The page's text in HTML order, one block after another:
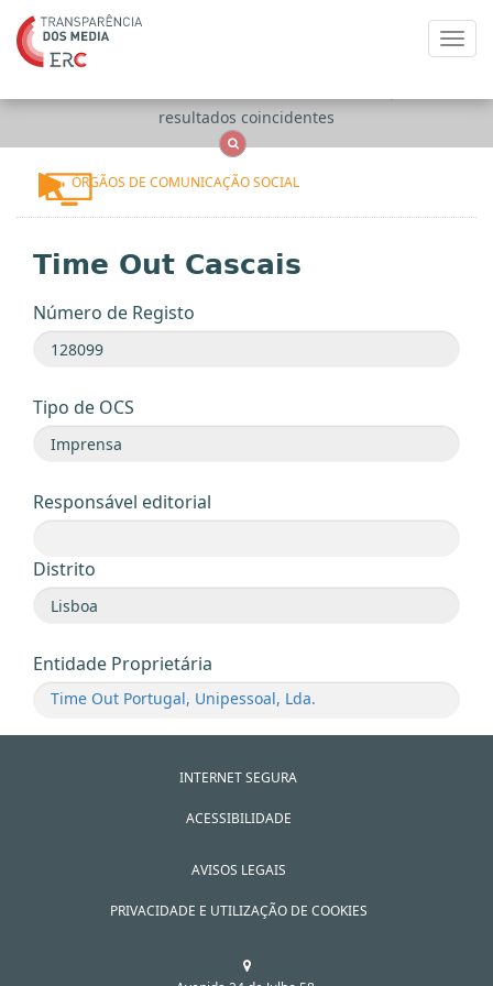
resultados coincidentes
ÓRGÃOS DE COMUNICAÇÃO SOCIAL
Time Out Cascais
Número de Registo
Tipo de OCS
Responsável editorial
Distrito
Entidade Proprietária
Time Out Portugal, Unipessoal, Lda.
INTERNET SEGURA
ACESSIBILIDADE
AVISOS LEGAIS
PRIVACIDADE E UTILIZAÇÃO DE COOKIES